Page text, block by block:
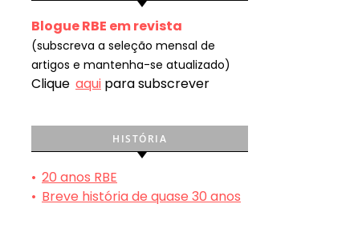
Blogue RBE em revista
(subscreva a seleção mensal de
artigos e mantenha-se atualizado)
Clique aqui para subscrever
HISTÓRIA
• 20 anos RBE
• Breve história de quase 30 anos